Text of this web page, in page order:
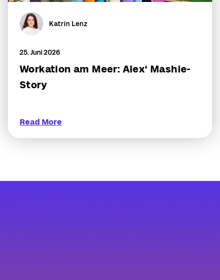
Katrin Lenz
25. Juni 2026
Workation am Meer: Alex‘ Mashie-
Story
Read More